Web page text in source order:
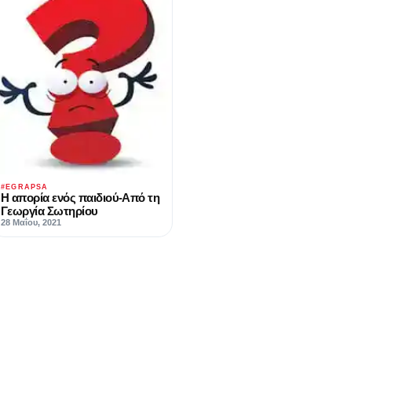
#EGRAPSA
Η απορία ενός παιδιού-Aπό τη
Γεωργία Σωτηρίου
28 Μαΐου, 2021